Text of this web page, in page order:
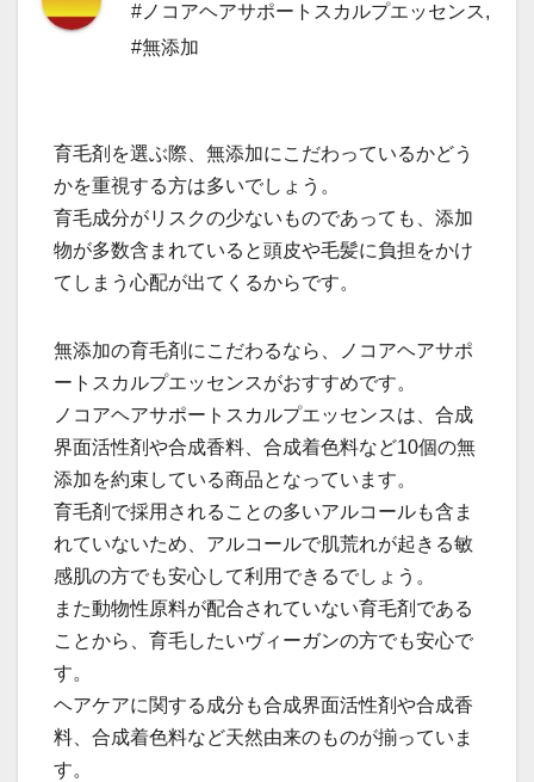
#ノコアヘアサポートスカルプエッセンス,
#無添加
育毛剤を選ぶ際、無添加にこだわっているかどう
かを重視する方は多いでしょう。
育毛成分がリスクの少ないものであっても、添加
物が多数含まれていると頭皮や毛髪に負担をかけ
てしまう心配が出てくるからです。
無添加の育毛剤にこだわるなら、ノコアヘアサポ
ートスカルプエッセンスがおすすめです。
ノコアヘアサポートスカルプエッセンスは、合成
界面活性剤や合成香料、合成着色料など10個の無
添加を約束している商品となっています。
育毛剤で採用されることの多いアルコールも含ま
れていないため、アルコールで肌荒れが起きる敏
感肌の方でも安心して利用できるでしょう。
また動物性原料が配合されていない育毛剤である
ことから、育毛したいヴィーガンの方でも安心で
す。
ヘアケアに関する成分も合成界面活性剤や合成香
料、合成着色料など天然由来のものが揃っていま
す。